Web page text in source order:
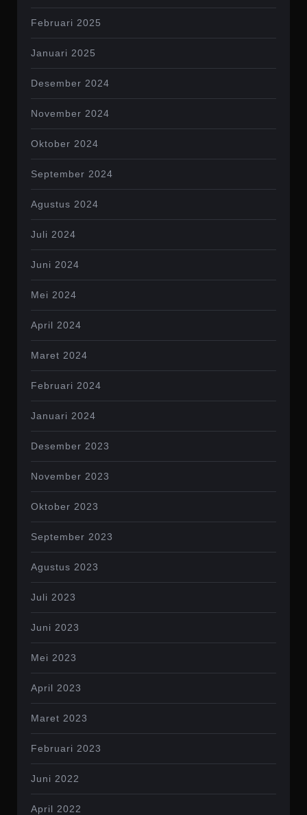
Februari 2025
Januari 2025
Desember 2024
November 2024
Oktober 2024
September 2024
Agustus 2024
Juli 2024
Juni 2024
Mei 2024
April 2024
Maret 2024
Februari 2024
Januari 2024
Desember 2023
November 2023
Oktober 2023
September 2023
Agustus 2023
Juli 2023
Juni 2023
Mei 2023
April 2023
Maret 2023
Februari 2023
Juni 2022
April 2022